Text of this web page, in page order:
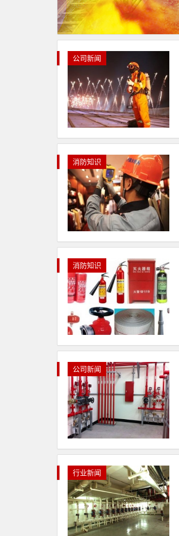
公司新闻
消防知识
消防知识
公司新闻
行业新闻